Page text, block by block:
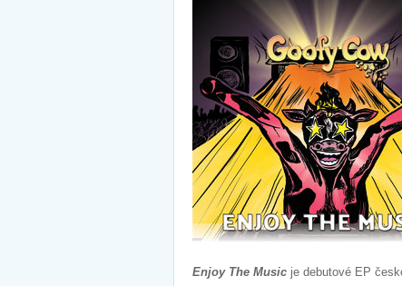
Enjoy The Music je debutové EP